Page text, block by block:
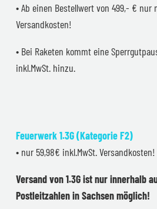
• Ab einen Bestellwert von 499,- € nur
Versandkosten!
• Bei Raketen kommt eine
inkl.MwSt. hinzu.
Feuerwerk 1.3G (Kategorie F2)
• nur 59,98€ inkl.MwSt. Versandkosten!
Versand von 1.3G ist nur innerhalb
Postleitzahlen in Sachsen möglich!